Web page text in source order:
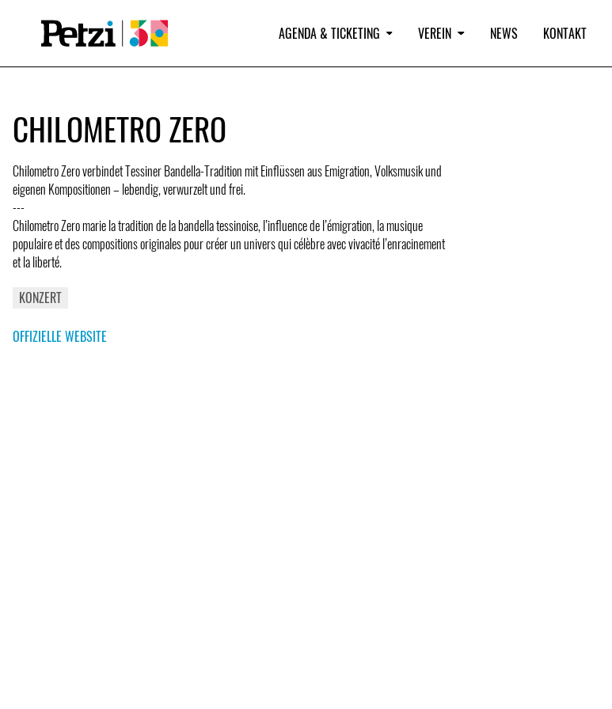
AGENDA & TICKETING VEREIN NEWS KONTAKT
CHILOMETRO ZERO
Chilometro Zero verbindet Tessiner Bandella-Tradition mit Einflüssen aus Emigration, Volksmusik und
eigenen Kompositionen – lebendig, verwurzelt und frei.
---
Chilometro Zero marie la tradition de la bandella tessinoise, l’influence de l’émigration, la musique
populaire et des compositions originales pour créer un univers qui célèbre avec vivacité l’enracinement
et la liberté.
KONZERT
OFFIZIELLE WEBSITE